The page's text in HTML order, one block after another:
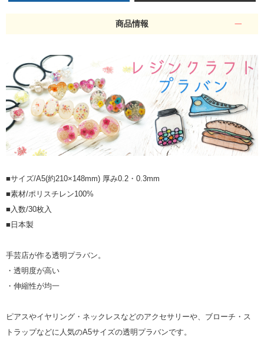
商品情報
■サイズ/A5(約210×148mm) 厚み0.2・0.3mm
■素材/ポリスチレン100%
■入数/30枚入
■日本製
手芸店が作る透明プラバン。
・透明度が高い
・伸縮性が均一
ピアスやイヤリング・ネックレスなどのアクセサリーや、ブローチ・ス
トラップなどに人気のA5サイズの透明プラバンです。